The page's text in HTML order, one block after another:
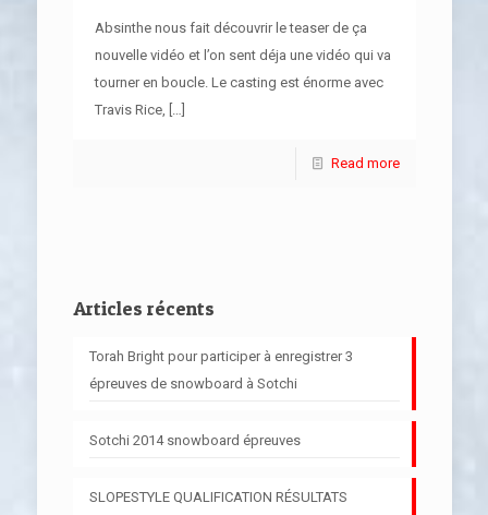
Absinthe nous fait découvrir le teaser de ça
nouvelle vidéo et l’on sent déja une vidéo qui va
tourner en boucle. Le casting est énorme avec
Travis Rice, […]
Read more
Articles récents
Torah Bright pour participer à enregistrer 3
épreuves de snowboard à Sotchi
Sotchi 2014 snowboard épreuves
SLOPESTYLE QUALIFICATION RÉSULTATS